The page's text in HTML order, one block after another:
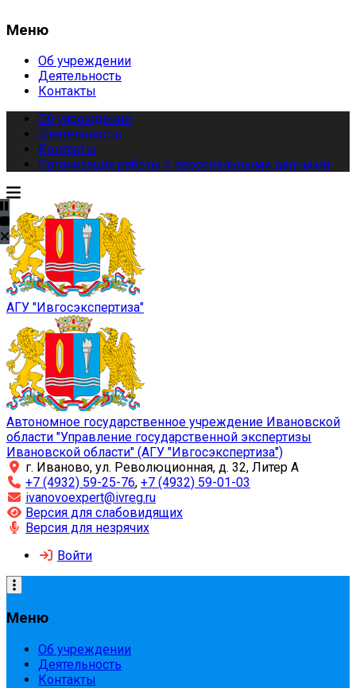
Меню
Об учреждении
Деятельность
Контакты
Об учреждении
Деятельность
Контакты
Организация работы с персональными данными
АГУ "Ивгосэкспертиза"
Автономное государственное учреждение Ивановской
области "Управление государственной экспертизы
Ивановской области" (АГУ "Ивгосэкспертиза")
г. Иваново, ул. Революционная, д. 32, Литер А
+7 (4932) 59-25-76, +7 (4932) 59-01-03
ivanovoexpert@ivreg.ru
Версия для слабовидящих
Версия для незрячих
Войти
Меню
Об учреждении
Деятельность
Контакты